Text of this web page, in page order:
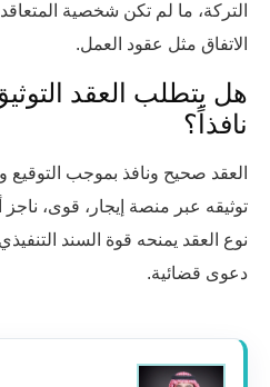
التركة، ما لم تكن شخصية
الاتفاق مثل عقود العمل.
هل يتطلب العقد
نافذاً؟
العقد صحيح ونافذ بموجب التوقيع
توثيقه عبر منصة إيجار، قوى،
نوع العقد يمنحه قوة السند
دعوى قضائية.